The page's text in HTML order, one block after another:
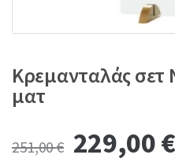
Κρεμανταλάς σετ
ματ
251,00€ Original
229,00€